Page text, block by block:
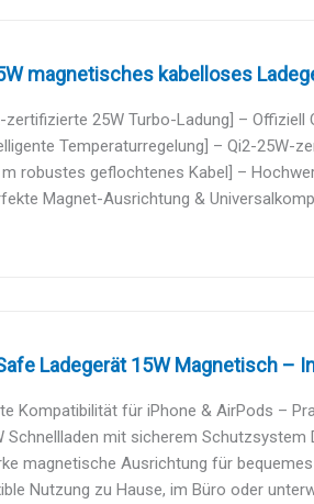
magnetisches kabelloses
zertifizierte 25W Turbo-Ladung] –
Temperaturregelung] – Qi2-25W-
m robustes geflochtenes Kabel] –
Magnet-Ausrichtung &
Ladegerät 15W Magnetisch –
Kompatibilität für iPhone & AirPods –
Schnellladen mit sicherem
magnetische Ausrichtung für
Nutzung zu Hause, im Büro oder